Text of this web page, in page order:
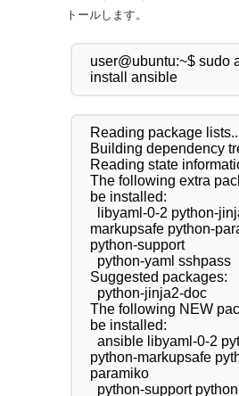
トールします。
user@ubuntu:~$ sudo
Reading package
Building dependency
Reading state
The following extra
be installed:
markupsafe python-
python-support
Suggested packages:
The following NEW
be installed:
python-markupsafe
paramiko